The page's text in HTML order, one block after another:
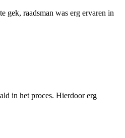
gek, raadsman was erg ervaren in
in het proces. Hierdoor erg